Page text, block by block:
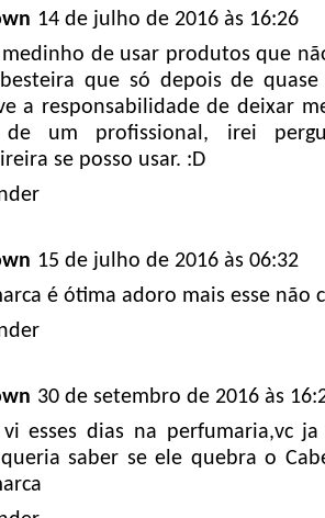
14 de julho de 2016 às 16:26
medinho de usar produtos que
que só depois de
a responsabilidade de deixar
de um profissional, irei
se posso usar. :D
15 de julho de 2016 às 06:32
é ótima adoro mais esse não
30 de setembro de 2016 às
vi esses dias na perfumaria,vc
saber se ele quebra o